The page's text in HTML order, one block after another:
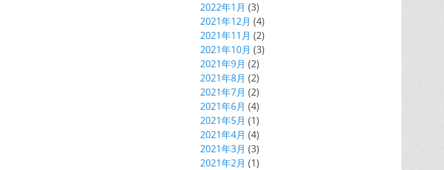
2022年1月 (3)
2021年12月 (4)
2021年11月 (2)
2021年10月 (3)
2021年9月 (2)
2021年8月 (2)
2021年7月 (2)
2021年6月 (4)
2021年5月 (1)
2021年4月 (4)
2021年3月 (3)
2021年2月 (1)